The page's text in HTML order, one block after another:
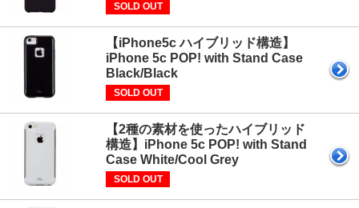
SOLD OUT
【iPhone5c ハイブリッド構造】
iPhone 5c POP! with Stand Case
Black/Black
SOLD OUT
【2種の素材を使ったハイブリッド
構造】iPhone 5c POP! with Stand
Case White/Cool Grey
SOLD OUT